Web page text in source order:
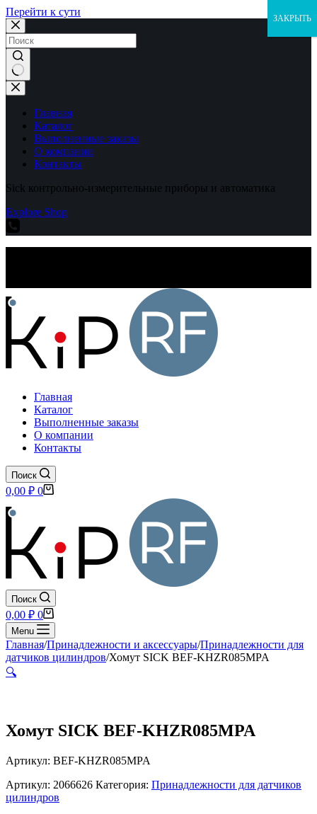
Перейти к сути
Ничего
не
найденоГлавная
Каталог
Выполненные заказы
О компании
Контакты
Sick контрольно-измерительные приборы и автоматика
Explore Shop
Главная
Каталог
Выполненные заказы
О компании
Контакты
Поиск
Корзина
0,00 ₽ 0
Поиск
Корзина
0,00 ₽ 0
Menu
Главная/Принадлежности и аксессуары/Принадлежности для
датчиков цилиндров/Хомут SICK BEF-KHZR085MPA
🔍
Хомут SICK BEF-KHZR085MPA
Артикул: BEF-KHZR085MPA
Артикул: 2066626 Категория: Принадлежности для датчиков
цилиндров
ЗАКРЫТЬ